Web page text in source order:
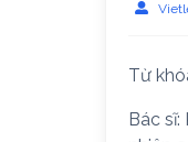
Từ
Bác